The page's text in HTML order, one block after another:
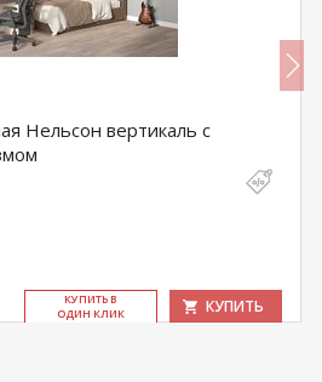
Нельсон вертикаль с
КУ­ПИТЬ В
ОДИН КЛИК
КУПИТЬ